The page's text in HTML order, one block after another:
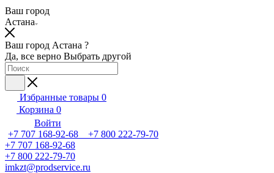
Ваш город
Астана
Ваш город Астана ?
Да, все верно Выбрать другой
Избранные товары 0
Корзина 0
Войти
+7 707 168-92-68 +7 800 222-79-70
+7 707 168-92-68
+7 800 222-79-70
imkzt@prodservice.ru